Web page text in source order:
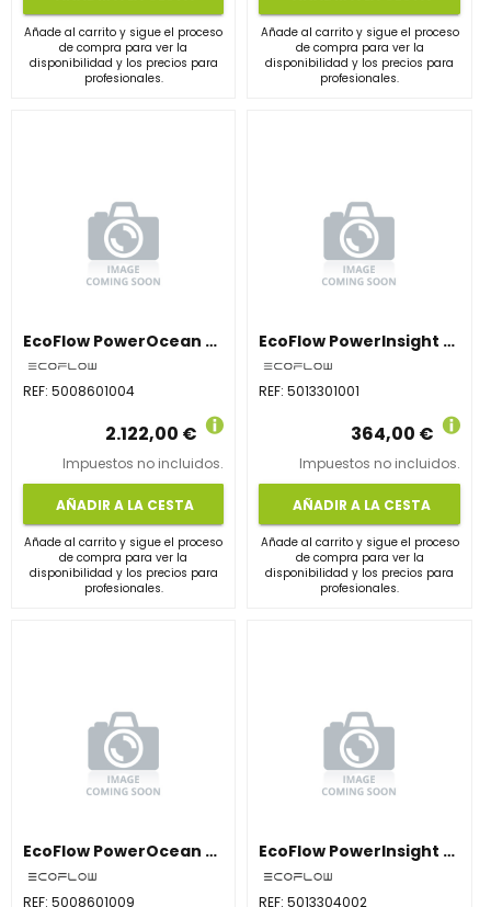
Añade al carrito y sigue el proceso
de compra para ver la
disponibilidad y los precios para
profesionales.
Añade al carrito y sigue el proceso
de compra para ver la
disponibilidad y los precios para
profesionales.
EcoFlow PowerOcean Battery 5kWh – Batería LFP para Almacenamiento Solar Residencial
REF: 5008601004
2.122,00 €
Impuestos no incluidos.
AÑADIR A LA CESTA
Añade al carrito y sigue el proceso
de compra para ver la
disponibilidad y los precios para
profesionales.
EcoFlow PowerInsight – Monitor Energético Avanzado para Sistemas EcoFlow
REF:5013301001
364,00 €
Impuestos no incluidos.
AÑADIR A LA CESTA
Añade al carrito y sigue el proceso
de compra para ver la
disponibilidad y los precios para
profesionales.
EcoFlow PowerOcean 6kW – Inversor Solar Trifásico, 2 MPPT, Backup, WiFi/LAN
REF: 5008601009
EcoFlow PowerInsight Desktop Stand – Soporte de Escritorio para PowerInsight
REF:5013304002